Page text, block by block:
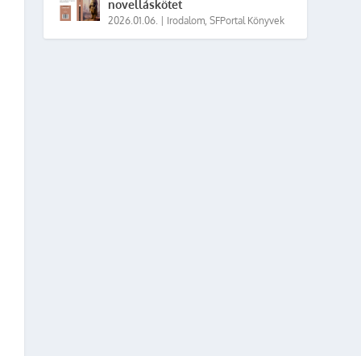
novelláskötet
2026.01.06. Irodalom,SFPortal Könyvek